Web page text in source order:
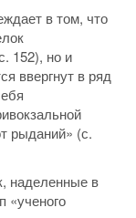
в том, что
152), но и
ввергнут в ряд
рыданий» (с.
наделенные в
«ученого